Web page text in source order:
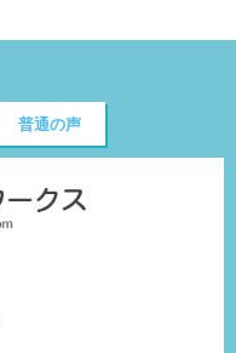
普通の声